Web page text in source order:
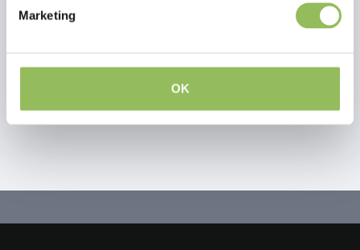
Marketing
OK
This article has no reviews yet